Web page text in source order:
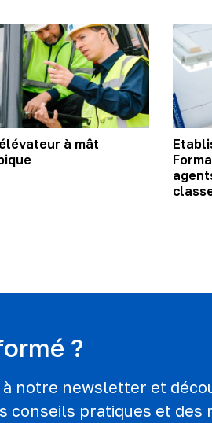
à mât
?
à notre newsletter et
conseils pratiques et